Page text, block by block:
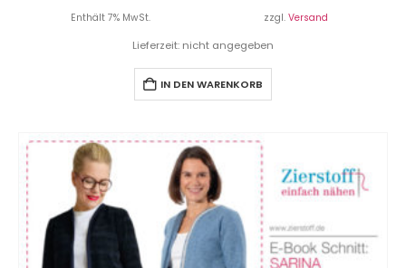
Enthält 7% MwSt. zzgl. Versand
Lieferzeit: nicht angegeben
IN DEN WARENKORB